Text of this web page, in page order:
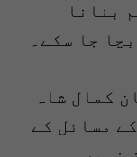
بنانا
جا سکے۔
کمال شاہ
مسائل کے